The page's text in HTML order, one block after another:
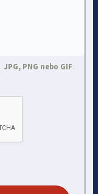
JPG, PNG nebo GIF .